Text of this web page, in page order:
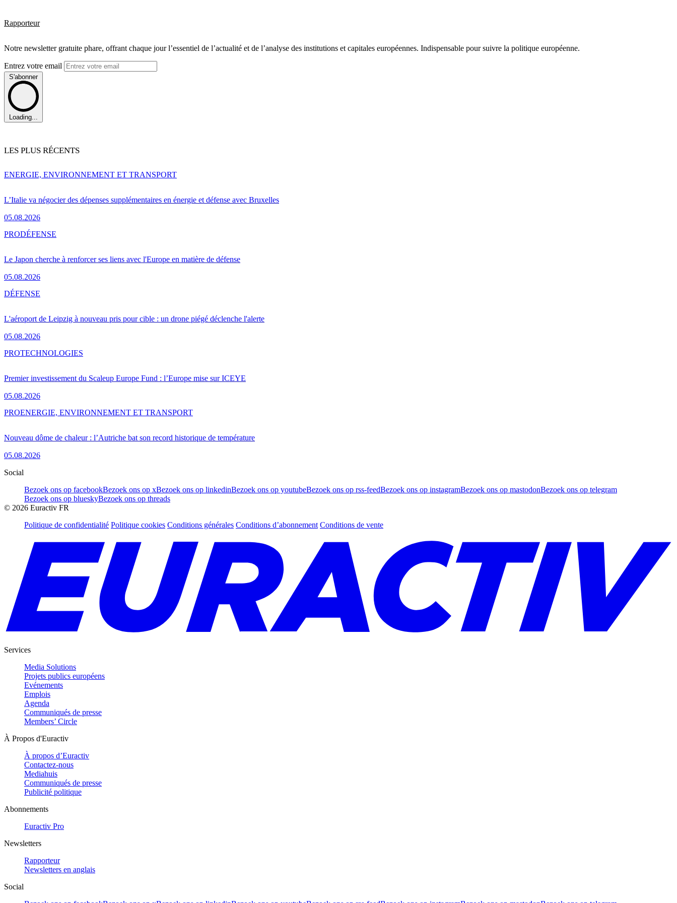
Rapporteur
Notre newsletter gratuite phare, offrant chaque jour l’essentiel de l’actualité et de l’analyse des institutions et capitales européennes. Indispensable pour suivre la politique européenne.
Entrez votre email
S'abonner
Loading...
LES PLUS RÉCENTS
L’Italie va négocier des dépenses supplémentaires en énergie et défense avec Bruxelles
05.08.2026
ENERGIE, ENVIRONNEMENT ET TRANSPORT
Le Japon cherche à renforcer ses liens avec l'Europe en matière de défense
05.08.2026
PRODÉFENSE
L'aéroport de Leipzig à nouveau pris pour cible : un drone piégé déclenche l'alerte
05.08.2026
DÉFENSE
Premier investissement du Scaleup Europe Fund : l’Europe mise sur ICEYE
05.08.2026
PROTECHNOLOGIES
Nouveau dôme de chaleur : l’Autriche bat son record historique de température
05.08.2026
PROENERGIE, ENVIRONNEMENT ET TRANSPORT
Social
Bezoek ons op facebookBezoek ons op xBezoek ons op linkedinBezoek ons op youtubeBezoek ons op rss-feedBezoek ons op instagramBezoek ons op mastodonBezoek ons op telegram
Bezoek ons op blueskyBezoek ons op threads
© 2026 Euractiv FR
Politique de confidentialité Politique cookies Conditions générales Conditions d’abonnement Conditions de vente
Services
Media Solutions
Projets publics européens
Evénements
Emplois
Agenda
Communiqués de presse
Members’ Circle
À Propos d'Euractiv
À propos d’Euractiv
Contactez-nous
Mediahuis
Communiqués de presse
Publicité politique
Abonnements
Euractiv Pro
Newsletters
Rapporteur
Newsletters en anglais
Social